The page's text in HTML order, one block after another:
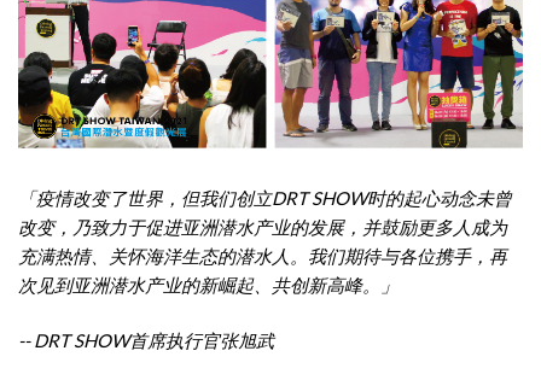
「疫情改变了世界，但我们创立DRT SHOW时的起心动念未曾
改变，乃致力于促进亚洲潜水产业的发展，并鼓励更多人成为
充满热情、关怀海洋生态的潜水人。我们期待与各位携手，再
次见到亚洲潜水产业的新崛起、共创新高峰。」
-- DRT SHOW首席执行官张旭武